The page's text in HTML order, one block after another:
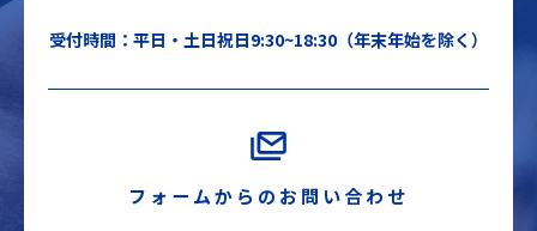
受付時間：平日・土日祝日9:30~18:30（年末年始を除く）
フォームからのお問い合わせ